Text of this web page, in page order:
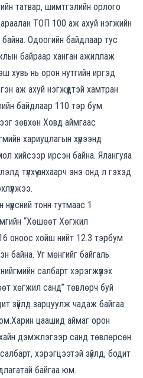
татвар, шимтгэлийн орлого
ТОП 100 аж ахуй нэгжийн
Одоогийн байдлаар тус
байраар ханган ажиллаж
хувь нь орон нутгийн иргэд
аж ахуй нэгжүүдтэй хамтран
байдлаар 110 тэр бум
зөвхөн Ховд аймгаас
хариуцлагын хүрээнд
хийсээр ирсэн байна. Ялангуяа
түлхүү анхаарч энэ онд л гэхэд
.
нүүрсний тонн тутмаас 1
“Хөшөөт Хөгжил
оноос хойш нийт 12.3 тэрбум
байна. Уг мөнгийг байгаль
нийгмийн салбарт хэрэгжүүлэх
хөгжил санд” төвлөрч буй
зүйлд зарцуулж чадаж байгаа
Харин цаашид аймаг орон
дэмжлэгээр санд төвлөрсөн
хэрэгцээтэй зүйлд, бодит
атай байгаа юм.